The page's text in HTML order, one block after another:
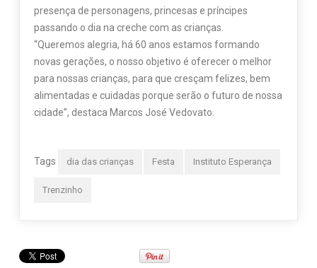
presença de personagens, princesas e príncipes
passando o dia na creche com as crianças.
“Queremos alegria, há 60 anos estamos formando
novas gerações, o nosso objetivo é oferecer o melhor
para nossas crianças, para que cresçam felizes, bem
alimentadas e cuidadas porque serão o futuro de nossa
cidade”, destaca Marcos José Vedovato.
Tags dia das crianças Festa Instituto Esperança
Trenzinho